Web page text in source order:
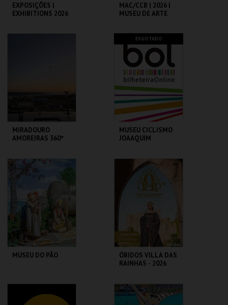
EXPOSIÇÕES |
EXHIBITIONS 2026
INSCREVER
MAC/CCB | 2026 |
MUSEU DE ARTE
ARQUITETURA
MAIS INFO
COMPRAR
MIRADOURO
AMOREIRAS 360º
AMOREIRAS 360º
MAIS INFO
COMPRAR
ESGOTADO
MUSEU CICLISMO
JOAAQUIM
P/ESCOLAS FORA
CONC.)
MUSEU DO CICLISMO
MUSEU DO PÃO
ÓBIDOS VILLA DAS
RAINHAS - 2026
CERCA CASTELO DE
ÓBIDOS